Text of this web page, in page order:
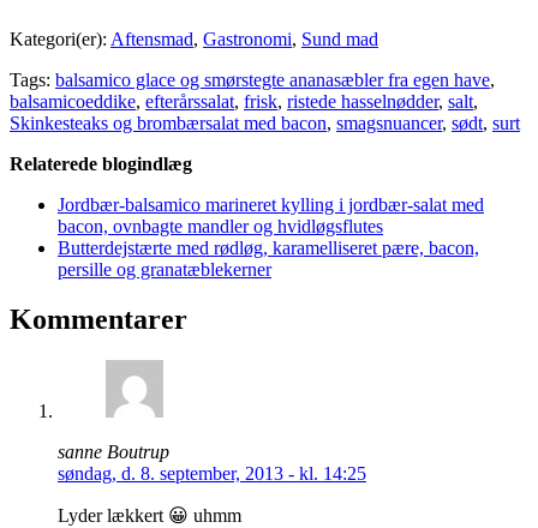
Kategori(er): Aftensmad, Gastronomi, Sund mad
Tags: balsamico glace og smørstegte ananasæbler fra egen have,
balsamicoeddike, efterårssalat, frisk, ristede hasselnødder, salt,
Skinkesteaks og brombærsalat med bacon, smagsnuancer, sødt, surt
Relaterede blogindlæg
Jordbær-balsamico marineret kylling i jordbær-salat med
bacon, ovnbagte mandler og hvidløgsflutes
Butterdejstærte med rødløg, karamelliseret pære, bacon,
persille og granatæblekerner
Kommentarer
sanne Boutrup
søndag, d. 8. september, 2013 - kl. 14:25
Lyder lækkert 😀 uhmm